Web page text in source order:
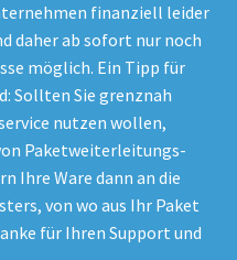
finanziell leider
daher ab sofort nur noch
möglich. Ein Tipp für
Sollten Sie grenznah
nutzen wollen,
Paketweiterleitungs-
Ihre Ware dann an die
von wo aus Ihr Paket
für Ihren Support und
mit WooCommerce.